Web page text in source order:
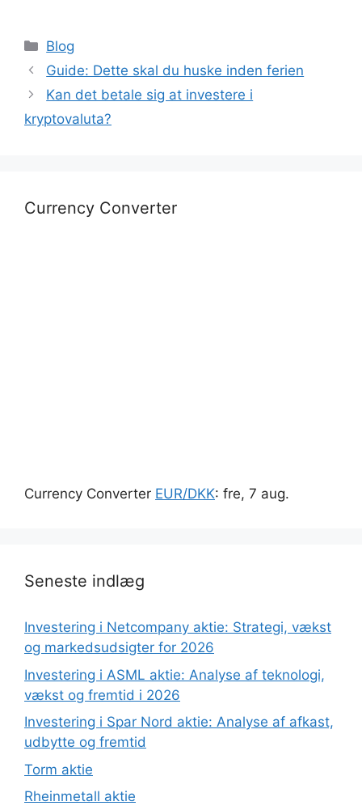
Kategorier
Blog
Guide: Dette skal du huske inden ferien
Kan det betale sig at investere i
kryptovaluta?
Currency Converter
Currency Converter EUR/DKK: fre, 7 aug.
Seneste indlæg
Investering i Netcompany aktie: Strategi, vækst
og markedsudsigter for 2026
Investering i ASML aktie: Analyse af teknologi,
vækst og fremtid i 2026
Investering i Spar Nord aktie: Analyse af afkast,
udbytte og fremtid
Torm aktie
Rheinmetall aktie